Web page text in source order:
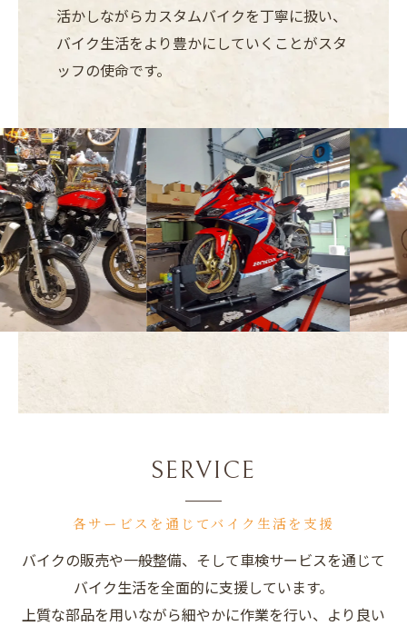
活かしながらカスタムバイクを丁寧に扱い、
バイク生活をより豊かにしていくことがスタ
ッフの使命です。
各サービスを通じてバイク生活を支援
SERVICE
バイクの販売や一般整備、そして車検サービスを通じて
バイク生活を全面的に支援しています。
上質な部品を用いながら細やかに作業を行い、より良い